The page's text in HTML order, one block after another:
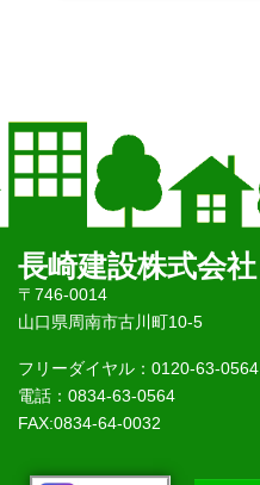
長崎建設株式会社
〒746-0014
山口県周南市古川町10-5
フリーダイヤル：0120-63-0564
電話：0834-63-0564
FAX:0834-64-0032